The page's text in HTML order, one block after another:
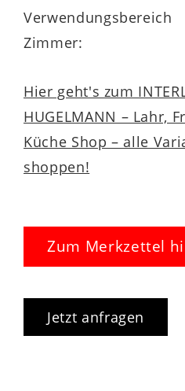
Verwendungsbereich
Zimmer:
Hier geht's zum
HUGELMANN – Lahr,
Küche Shop – alle
shoppen!
Zum Merkzettel
Jetzt anfragen